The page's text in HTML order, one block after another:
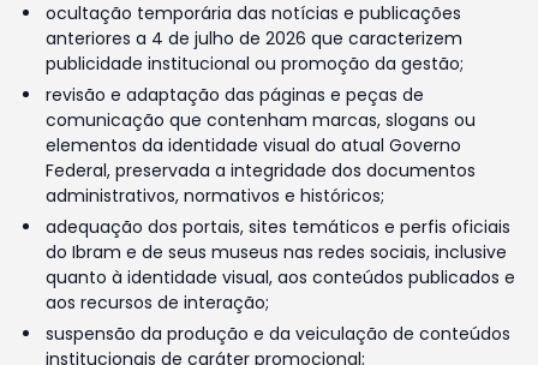
ocultação temporária das notícias e publicações
anteriores a 4 de julho de 2026 que caracterizem
publicidade institucional ou promoção da gestão;
revisão e adaptação das páginas e peças de
comunicação que contenham marcas, slogans ou
elementos da identidade visual do atual Governo
Federal, preservada a integridade dos documentos
administrativos, normativos e históricos;
adequação dos portais, sites temáticos e perfis oficiais
do Ibram e de seus museus nas redes sociais, inclusive
quanto à identidade visual, aos conteúdos publicados e
aos recursos de interação;
suspensão da produção e da veiculação de conteúdos
institucionais de caráter promocional;